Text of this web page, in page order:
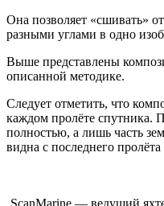
Она позволяет «сшивать»
разными углами в одно
Выше представлены
описанной методике.
Следует отметить, что
каждом пролёте спутника.
полностью, а лишь часть
видна с последнего
ScanMarine — ведущий